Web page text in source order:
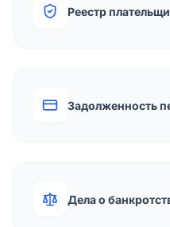
Реестр
Задолженность
Дела о